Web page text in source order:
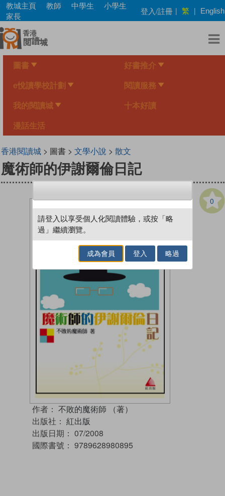
Skip
main
content
教城主頁 教師 中學生
小學生
家長
登入/註冊 | 繁 | English
圖書 好書推介
e悅讀學校計劃 閱讀服務
我的閱讀城 十本好讀
漫話生活
香港閱讀城> 圖書 > 文學小說 > 散文
魔術師的伊謝爾倫日記
0
作者： 不敗的魔術師 （著）
出版社： 紅出版
出版日期： 07/2008
國際書號： 9789628980895
請登入以享受個人化閱讀體驗，或按「略
過」繼續瀏覽。
成為會員 登入 略過